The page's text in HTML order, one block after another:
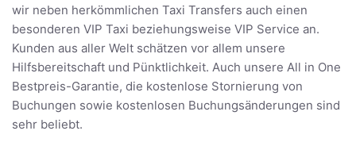
wir neben herkömmlichen Taxi Transfers auch einen
besonderen VIP Taxi beziehungsweise VIP Service an.
Kunden aus aller Welt schätzen vor allem unsere
Hilfsbereitschaft und Pünktlichkeit. Auch unsere All in One
Bestpreis-Garantie, die kostenlose Stornierung von
Buchungen sowie kostenlosen Buchungsänderungen sind
sehr beliebt.